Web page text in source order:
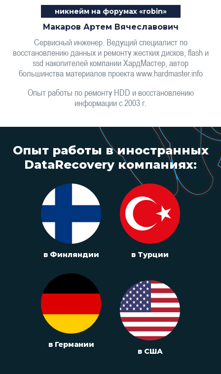
никнейм на форумах «robin»
Макаров Артем Вячеславович
Сервисный инженер. Ведущий специалист по
восстановлению данных и ремонту жестких дисков, flash и
ssd накопителей компании ХардМастер, автор
большинства материалов проекта www.hardmaster.info
Опыт работы по ремонту HDD и восстановлению
информации с 2003 г.
Опыт работы в иностранных
DataRecovery компаниях:
в Финляндии в Турции
в Германии
в США